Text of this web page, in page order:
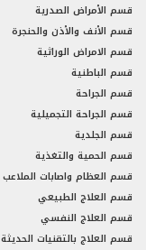
قسم الأمراض الصدرية
قسم الأنف والأذن والحنجرة
قسم الامراض الوراثية
قسم الباطنية
قسم الجراحة
قسم الجراحة التجميلية
قسم الجلدية
قسم الحمية والتغذية
قسم العظام واصابات الملاعب
قسم العلاج الطبيعي
قسم العلاج النفسي
قسم العلاج بالتقنيات الحديثة